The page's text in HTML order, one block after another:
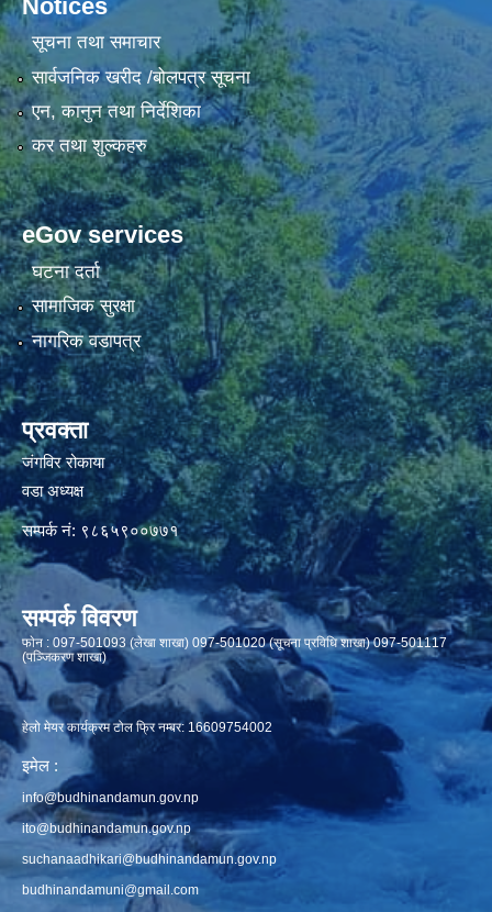
Notices
सूचना तथा समाचार
सार्वजनिक खरीद /बोलपत्र सूचना
एन, कानुन तथा निर्देशिका
कर तथा शुल्कहरु
eGov services
घटना दर्ता
सामाजिक सुरक्षा
नागरिक वडापत्र
प्रवक्ता
जंगविर रोकाया
वडा अध्यक्ष
सम्पर्क नं: ९८६५९००७७१
सम्पर्क विवरण
फाेन : 097-501093 (लेखा शाखा) 097-501020 (सूचना प्रविधि शाखा) 097-501117
(पञ्जिकरण शाखा)
हेलो मेयर कार्यक्रम टोल फ्रि नम्बर: 16609754002
इमेल :
info@budhinandamun.gov.np
ito@budhinandamun.gov.np
suchanaadhikari@budhinandamun.gov.np
budhinandamuni@gmail.com